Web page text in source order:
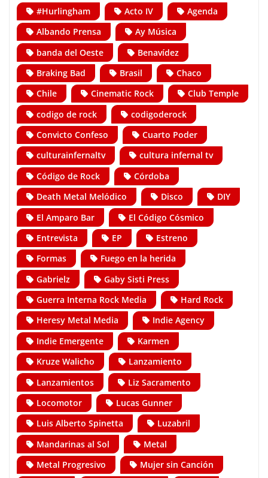
#Hurlingham Acto IV
Agenda
Albando Prensa
Ay Música
banda del Oeste
Benavídez
Braking Bad
Brasil
Chaco
Chile
Cinematic Rock
Club Temple
codigo de rock
codigoderock
Convicto Confeso
Cuarto Poder
culturainfernaltv
cultura infernal tv
Código de Rock
Córdoba
Death Metal Melódico
Disco
DIY
El Amparo Bar
El Código Cósmico
Entrevista
EP
Estreno
Formas
Fuego en la herida
Gabrielz
Gaby Sisti Press
Guerra Interna Rock Media
Hard Rock
Heresy Metal Media
Indie Agency
Indie Emergente
Karmen
Kruze Walicho
Lanzamiento
Lanzamientos
Liz Sacramento
Locomotor
Lucas Gunner
Luis Alberto Spinetta
Luzabril
Mandarinas al Sol
Metal
Metal Progresivo
Mujer sin Canción